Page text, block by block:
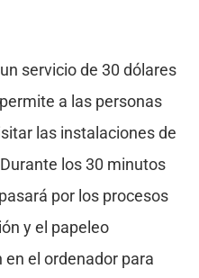
servicio de 30 dólares
a las personas
las instalaciones de
los 30 minutos
por los procesos
y el papeleo
el ordenador para